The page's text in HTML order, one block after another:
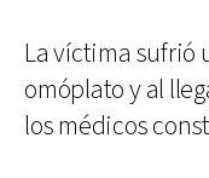
La víctima sufrió
omóplato y al
los médicos